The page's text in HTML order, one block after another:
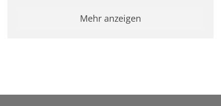
Mehr anzeigen